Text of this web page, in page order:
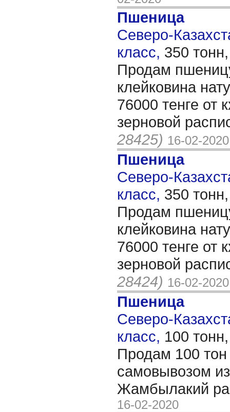
Пшеница
Северо-
класс, 350
Продам
клейковина
76000 тенге от
зерновой
28425) 16-02-2020
Пшеница
Северо-
класс, 350
Продам
клейковина
76000 тенге от
зерновой
28424) 16-02-2020
Пшеница
Северо-
класс, 100
Продам 100
самовывозом
Жамбылакий
16-02-2020